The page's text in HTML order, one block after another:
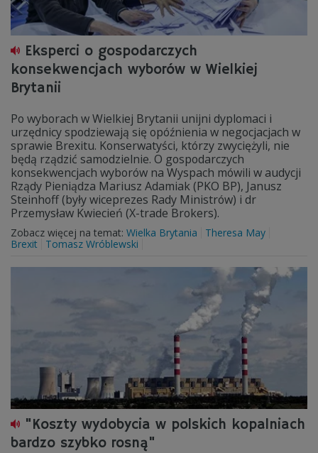
Eksperci o gospodarczych
konsekwencjach wyborów w Wielkiej
Brytanii
Po wyborach w Wielkiej Brytanii unijni dyplomaci i
urzędnicy spodziewają się opóźnienia w negocjacjach w
sprawie Brexitu. Konserwatyści, którzy zwyciężyli, nie
będą rządzić samodzielnie. O gospodarczych
konsekwencjach wyborów na Wyspach mówili w audycji
Rządy Pieniądza Mariusz Adamiak (PKO BP), Janusz
Steinhoff (były wiceprezes Rady Ministrów) i dr
Przemysław Kwiecień (X-trade Brokers).
Zobacz więcej na temat: Wielka Brytania
Theresa May
Brexit
Tomasz Wróblewski
"Koszty wydobycia w polskich kopalniach
bardzo szybko rosną"